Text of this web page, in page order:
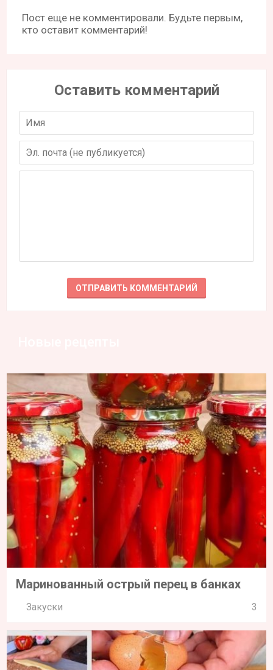
Пост еще не комментировали. Будьте первым,
кто оставит комментарий!
Оставить комментарий
Маринованный острый перец в банках
Закуски 3